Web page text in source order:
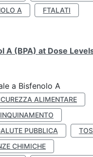
A
FTALATI
(BPA) at Dose
a Bisfenolo A
ALIMENTARE
INQUINAMENTO
PUBBLICA
CHIMICHE